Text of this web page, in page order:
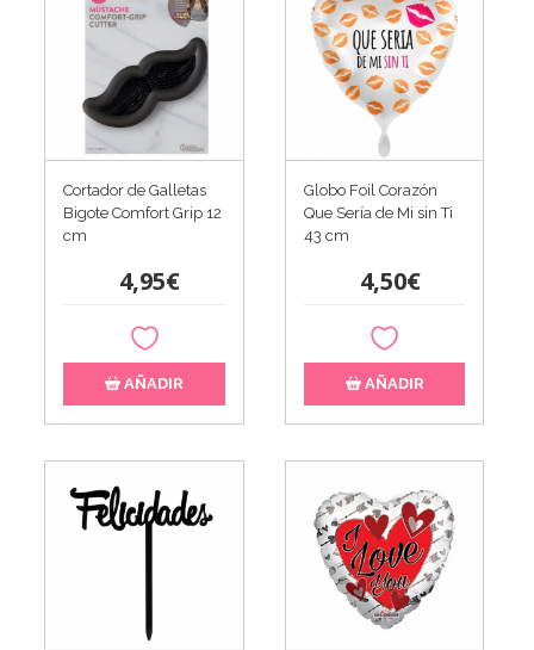
Cortador de Galletas
Bigote Comfort Grip 12
cm
4,95€
AÑADIR
Globo Foil Corazón
Que Sería de Mi sin Ti
43 cm
4,50€
AÑADIR